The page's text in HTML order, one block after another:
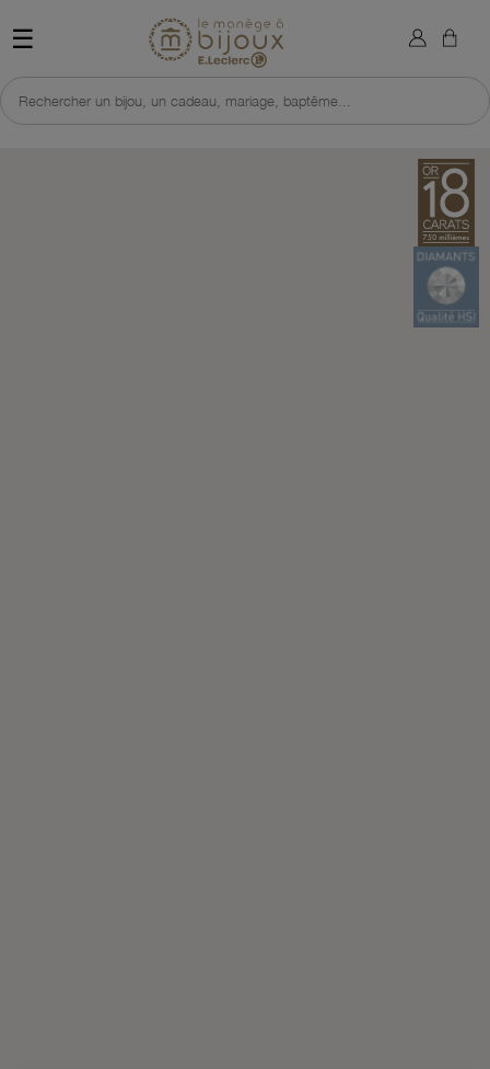
☰ Retour à l'accueil du site
Rechercher un bijou, un cadeau, mariage, baptême...
×